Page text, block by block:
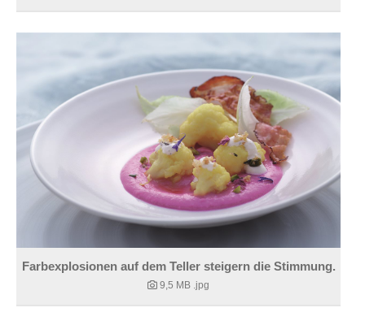
Farbexplosionen auf dem Teller steigern die Stimmung.
9,5 MB .jpg